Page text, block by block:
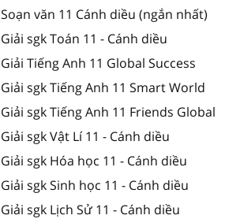
Soạn văn 11 Cánh diều (ngắn nhất)
Giải sgk Toán 11 - Cánh diều
Giải Tiếng Anh 11 Global Success
Giải sgk Tiếng Anh 11 Smart World
Giải sgk Tiếng Anh 11 Friends Global
Giải sgk Vật Lí 11 - Cánh diều
Giải sgk Hóa học 11 - Cánh diều
Giải sgk Sinh học 11 - Cánh diều
Giải sgk Lịch Sử 11 - Cánh diều